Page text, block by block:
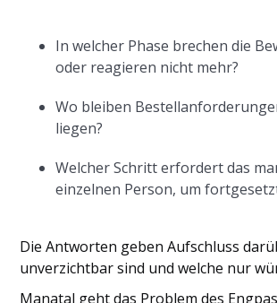
In welcher Phase brechen die
oder reagieren nicht mehr?
Wo bleiben
liegen?
Welcher Schritt erfordert das
einzelnen Person, um
Die Antworten geben Aufschluss
unverzichtbar sind und welche nur
Manatal geht das Problem des